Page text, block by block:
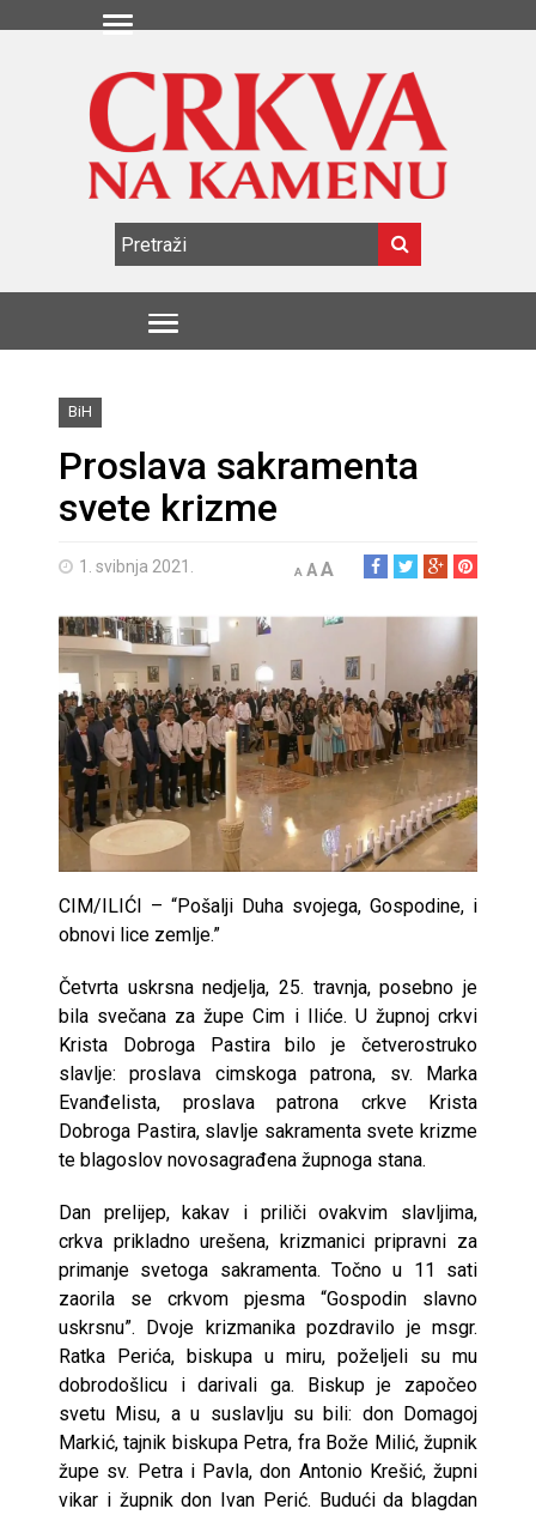
BiH
Proslava sakramenta
svete krizme
1. svibnja 2021. A AA
CIM/ILIĆI – “Pošalji Duha svojega, Gospodine, i
obnovi lice zemlje.”
Četvrta uskrsna nedjelja, 25. travnja, posebno je
bila svečana za župe Cim i Iliće. U župnoj crkvi
Krista Dobroga Pastira bilo je četverostruko
slavlje: proslava cimskoga patrona, sv. Marka
Evanđelista, proslava patrona crkve Krista
Dobroga Pastira, slavlje sakramenta svete krizme
te blagoslov novosagrađena župnoga stana.
Dan prelijep, kakav i priliči ovakvim slavljima,
crkva prikladno urešena, krizmanici pripravni za
primanje svetoga sakramenta. Točno u 11 sati
zaorila se crkvom pjesma “Gospodin slavno
uskrsnu”. Dvoje krizmanika pozdravilo je msgr.
Ratka Perića, biskupa u miru, poželjeli su mu
dobrodošlicu i darivali ga. Biskup je započeo
svetu Misu, a u suslavlju su bili: don Domagoj
Markić, tajnik biskupa Petra, fra Bože Milić, župnik
župe sv. Petra i Pavla, don Antonio Krešić, župni
vikar i župnik don Ivan Perić. Budući da blagdan